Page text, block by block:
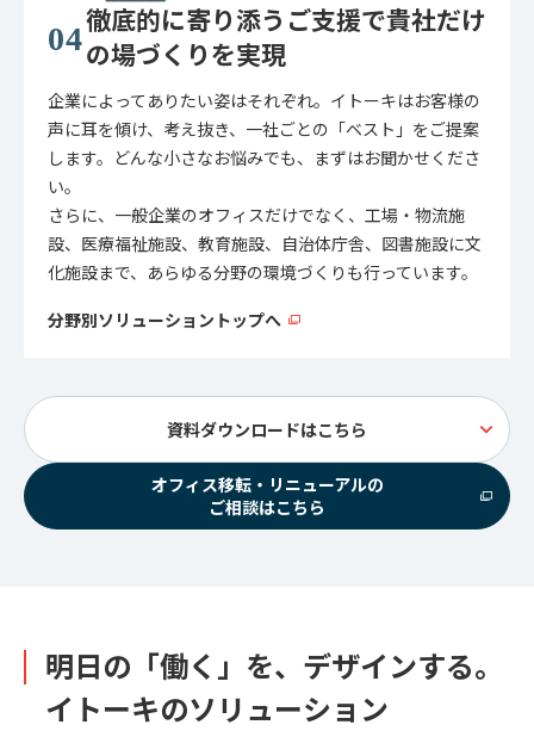
徹底的に寄り添うご支援で貴社だけ
の場づくりを実現
企業によってありたい姿はそれぞれ。イトーキはお客様の
声に耳を傾け、考え抜き、一社ごとの「ベスト」をご提案
します。どんな小さなお悩みでも、まずはお聞かせくださ
い。
さらに、一般企業のオフィスだけでなく、工場・物流施
設、医療福祉施設、教育施設、自治体庁舎、図書施設に文
化施設まで、あらゆる分野の環境づくりも行っています。
分野別ソリューショントップへ
資料ダウンロードはこちら
オフィス移転・リニューアルの
ご相談はこちら
明日の「働く」を、デザインする。
イトーキのソリューション